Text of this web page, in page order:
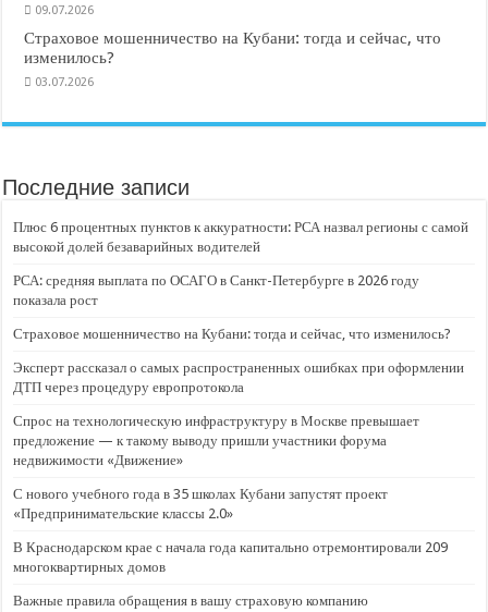
09.07.2026
Страховое мошенничество на Кубани: тогда и сейчас, что
изменилось?
03.07.2026
Последние записи
Плюс 6 процентных пунктов к аккуратности: РСА назвал регионы с самой
высокой долей безаварийных водителей
РСА: средняя выплата по ОСАГО в Санкт-Петербурге в 2026 году
показала рост
Страховое мошенничество на Кубани: тогда и сейчас, что изменилось?
Эксперт рассказал о самых распространенных ошибках при оформлении
ДТП через процедуру европротокола
Спрос на технологическую инфраструктуру в Москве превышает
предложение — к такому выводу пришли участники форума
недвижимости «Движение»
С нового учебного года в 35 школах Кубани запустят проект
«Предпринимательские классы 2.0»
В Краснодарском крае с начала года капитально отремонтировали 209
многоквартирных домов
Важные правила обращения в вашу страховую компанию